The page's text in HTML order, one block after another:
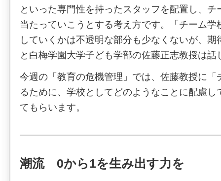
といった専門性を持ったスタッフを配置し、チ
当たっていこうとする考え方です。「チーム学
していくかは不透明な部分も少なくないが、
と白梅学園大学子ども学部の佐藤正志教授は話
今週の「教育の危機管理」では、佐藤教授に「
るために、学校としてどのようなことに配慮し
てもらいます。
潮流 0から1を生み出す力を